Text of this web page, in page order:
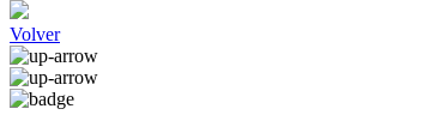
Volver